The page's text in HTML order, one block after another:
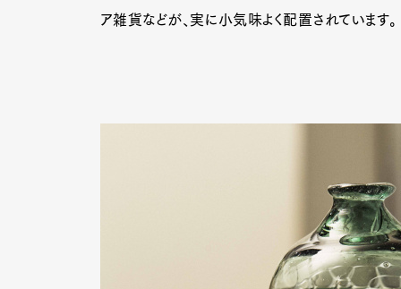
ア雑貨などが、実に小気味よく配置されています。